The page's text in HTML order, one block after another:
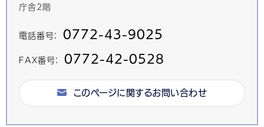
庁舎2階
電話番号： 0772-43-9025
FAX番号： 0772-42-0528
このページに関するお問い合わせ